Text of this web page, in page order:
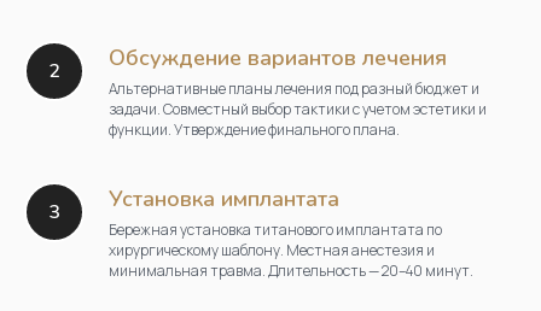
Обсуждение вариантов лечения
Альтернативные планы лечения под разный бюджет и
задачи. Совместный выбор тактики с учетом эстетики и
функции. Утверждение финального плана.
Установка имплантата
Бережная установка титанового имплантата по
хирургическому шаблону. Местная анестезия и
минимальная травма. Длительность — 20–40 минут.